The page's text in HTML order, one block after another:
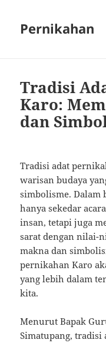
Pernikahan
Tradisi
Karo:
dan
Tradisi adat
warisan budaya
simbolisme. Dalam
hanya sekedar
insan, tetapi juga
sarat dengan nilai-
makna dan
pernikahan Karo
yang lebih dalam
kita.
Menurut Bapak
Simatupang, tradisi